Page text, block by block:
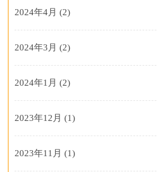
2024年4月 (2)
2024年3月 (2)
2024年1月 (2)
2023年12月 (1)
2023年11月 (1)